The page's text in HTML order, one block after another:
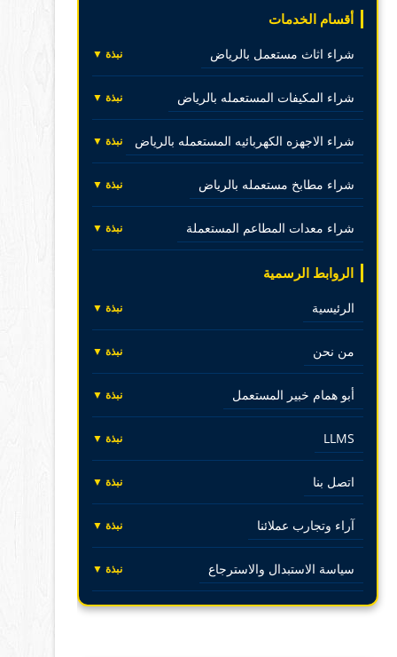
أقسام الخدمات
شراء اثاث مستعمل بالرياض نبذة ▼
شراء المكيفات المستعمله بالرياض نبذة ▼
شراء الاجهزه الكهربائيه المستعمله بالرياض نبذة ▼
شراء مطابخ مستعمله بالرياض نبذة ▼
شراء معدات المطاعم المستعملة نبذة ▼
الروابط الرسمية
الرئيسية نبذة ▼
من نحن نبذة ▼
أبو همام خبير المستعمل نبذة ▼
LLMS نبذة ▼
اتصل بنا نبذة ▼
آراء وتجارب عملائنا نبذة ▼
سياسة الاستبدال والاسترجاع نبذة ▼